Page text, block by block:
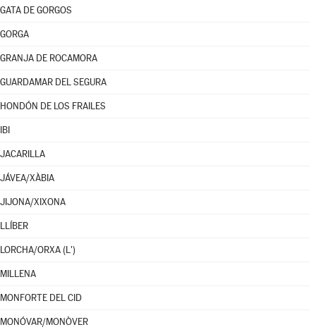
GATA DE GORGOS
GORGA
GRANJA DE ROCAMORA
GUARDAMAR DEL SEGURA
HONDÓN DE LOS FRAILES
IBI
JACARILLA
JÁVEA/XÀBIA
JIJONA/XIXONA
LLÍBER
LORCHA/ORXA (L')
MILLENA
MONFORTE DEL CID
MONÓVAR/MONÒVER